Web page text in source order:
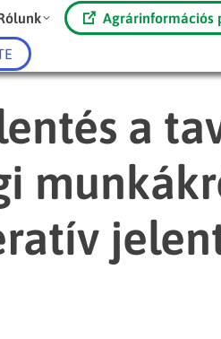
Agrárinformációs
a